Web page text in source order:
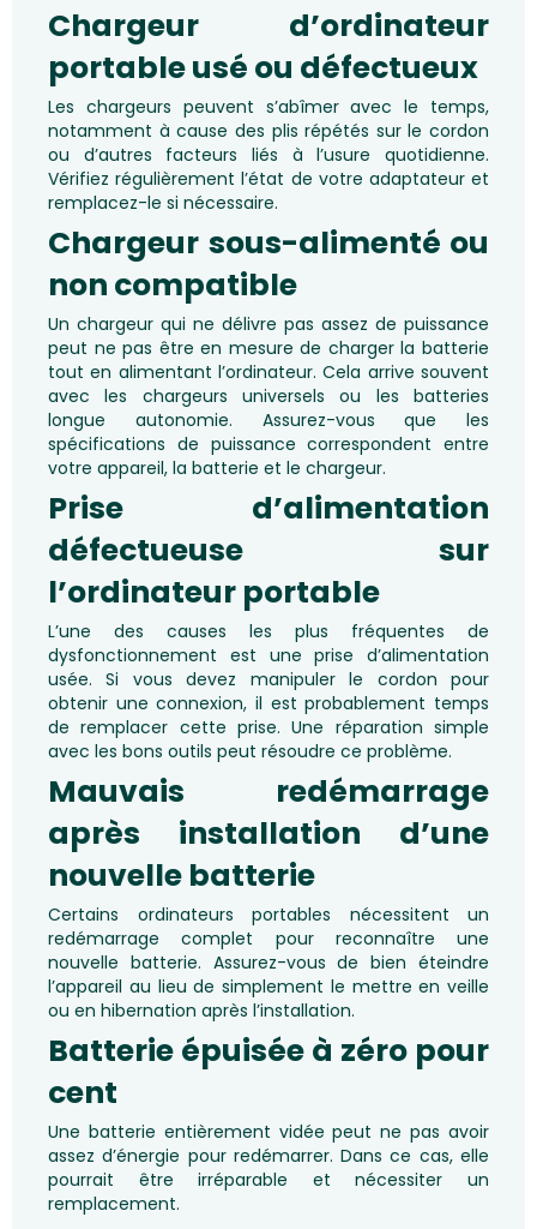
Chargeur d’ordinateur
portable usé ou défectueux
Les chargeurs peuvent s’abîmer avec le temps,
notamment à cause des plis répétés sur le cordon
ou d’autres facteurs liés à l’usure quotidienne.
Vérifiez régulièrement l’état de votre adaptateur et
remplacez-le si nécessaire.
Chargeur sous-alimenté ou
non compatible
Un chargeur qui ne délivre pas assez de puissance
peut ne pas être en mesure de charger la batterie
tout en alimentant l’ordinateur. Cela arrive souvent
avec les chargeurs universels ou les batteries
longue autonomie. Assurez-vous que les
spécifications de puissance correspondent entre
votre appareil, la batterie et le chargeur.
Prise d’alimentation
défectueuse sur
l’ordinateur portable
L’une des causes les plus fréquentes de
dysfonctionnement est une prise d’alimentation
usée. Si vous devez manipuler le cordon pour
obtenir une connexion, il est probablement temps
de remplacer cette prise. Une réparation simple
avec les bons outils peut résoudre ce problème.
Mauvais redémarrage
après installation d’une
nouvelle batterie
Certains ordinateurs portables nécessitent un
redémarrage complet pour reconnaître une
nouvelle batterie. Assurez-vous de bien éteindre
l’appareil au lieu de simplement le mettre en veille
ou en hibernation après l’installation.
Batterie épuisée à zéro pour
cent
Une batterie entièrement vidée peut ne pas avoir
assez d’énergie pour redémarrer. Dans ce cas, elle
pourrait être irréparable et nécessiter un
remplacement.